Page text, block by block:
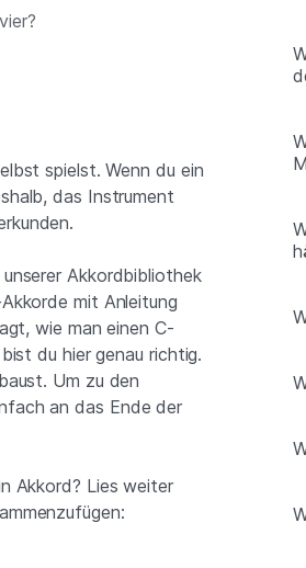
spielst. Wenn du ein
das Instrument
Akkordbibliothek
mit Anleitung
wie man einen C-
du hier genau richtig.
Um zu den
an das Ende der
Akkord? Lies weiter